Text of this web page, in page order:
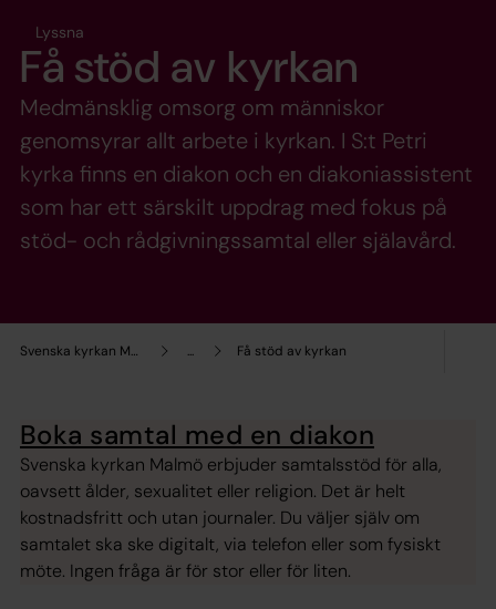
Svenska kyrkan Malmö ... Få stöd av kyrkan
Lyssna
Få stöd av kyrkan
Medmänsklig omsorg om människor
genomsyrar allt arbete i kyrkan. I S:t Petri
kyrka finns en diakon och en diakoniassistent
som har ett särskilt uppdrag med fokus på
stöd- och rådgivningssamtal eller själavård.
Boka samtal med en diakon
Svenska kyrkan Malmö erbjuder samtalsstöd för alla,
oavsett ålder, sexualitet eller religion. Det är helt
kostnadsfritt och utan journaler. Du väljer själv om
samtalet ska ske digitalt, via telefon eller som fysiskt
möte. Ingen fråga är för stor eller för liten.